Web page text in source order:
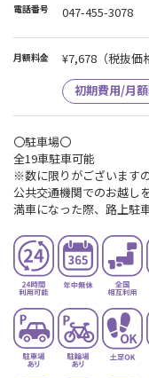
電話番号 047-455-3078
月額料金 ¥7,678 （税抜
初期費用/月
〇駐車場〇
全19車駐車可能
※数に限りがございますの
公共交通機関でのお越し
満車になった際、路上駐